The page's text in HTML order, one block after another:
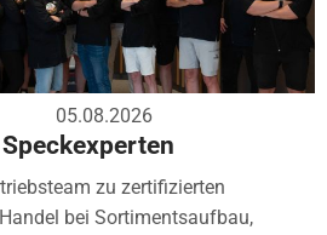
05.08.2026
zu zertifizierten
bei Sortimentsaufbau,